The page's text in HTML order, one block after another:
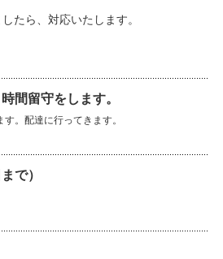
たら、対応いたします。
間留守をします。
。配達に行ってきます。
で）